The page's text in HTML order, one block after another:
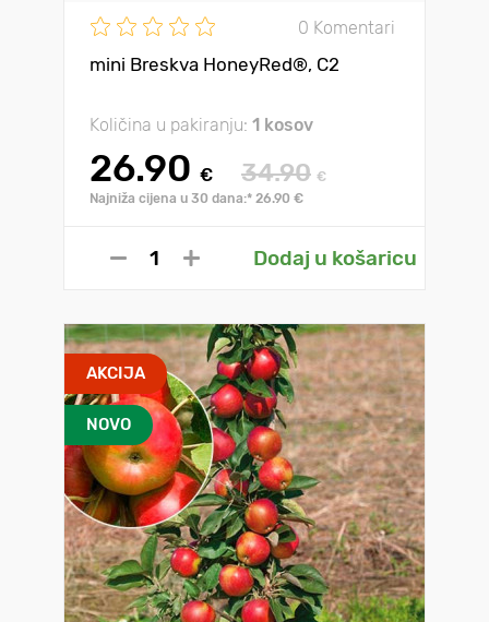
0 Komentari
mini Breskva HoneyRed®, C2
Količina u pakiranju: 1 kosov
26.90 € 34.90 €
Najniža cijena u 30 dana:* 26.90 €
Dodaj u košaricu
AKCIJA
NOVO